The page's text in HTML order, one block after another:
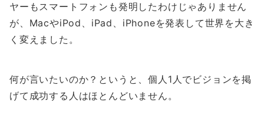
ヤーもスマートフォンも発明したわけじゃありません
が、MacやiPod、iPad、iPhoneを発表して世界を大き
く変えました。
何が言いたいのか？というと、個人1人でビジョンを掲
げて成功する人はほとんどいません。